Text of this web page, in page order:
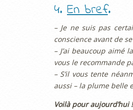
4. En bref.
– Je ne suis pas
conscience avant de
– J’ai beaucoup
vous le recommande
– S’il vous tente
aussi – la plume belle
Voilà pour aujourd’hui !